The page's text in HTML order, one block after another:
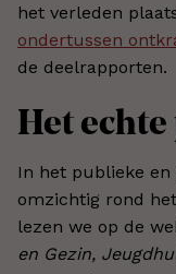
het verleden
ondertussen
de deelrapporten.
Het
In het publieke
omzichtig rond
lezen we op de
en Gezin,